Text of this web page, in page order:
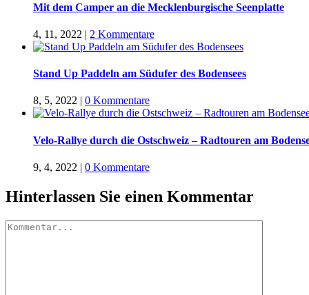
Mit dem Camper an die Mecklenburgische Seenplatte
4, 11, 2022 | 2 Kommentare
Stand Up Paddeln am Südufer des Bodensees
8, 5, 2022 | 0 Kommentare
Velo-Rallye durch die Ostschweiz – Radtouren am
9, 4, 2022 | 0 Kommentare
Hinterlassen Sie einen Kommentar
Kommentar